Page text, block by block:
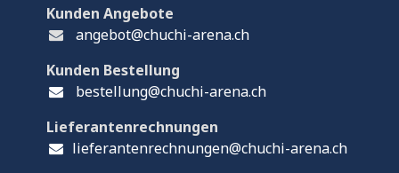
Kunden Angebote
angebot@chuchi-arena.ch
Kunden Bestellung
bestellung@chuchi-arena.ch
Lieferantenrechnungen
lieferantenrechnungen@chuchi-arena.ch